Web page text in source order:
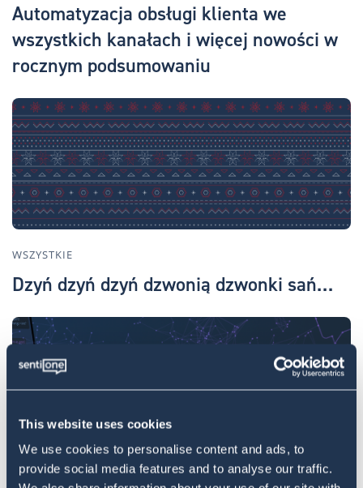
This website uses cookies
We use cookies to personalise content and ads, to
provide social media features and to analyse our traffic.
Automatyzacja obsługi klienta we
wszystkich kanałach i więcej nowości w
rocznym podsumowaniu
WSZYSTKIE
Dzyń dzyń dzyń dzwonią dzwonki sań…
WSZYSTKIE